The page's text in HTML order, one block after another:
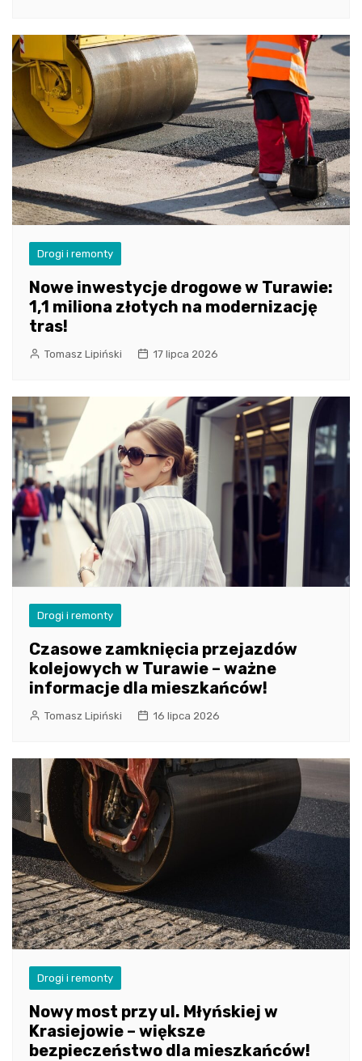
Drogi i remonty
Nowe inwestycje drogowe w Turawie:
1,1 miliona złotych na modernizację
tras!
Tomasz Lipiński 17 lipca 2026
Drogi i remonty
Czasowe zamknięcia przejazdów
kolejowych w Turawie – ważne
informacje dla mieszkańców!
Tomasz Lipiński 16 lipca 2026
Drogi i remonty
Nowy most przy ul. Młyńskiej w
Krasiejowie – większe
bezpieczeństwo dla mieszkańców!